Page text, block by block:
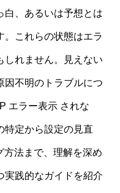
白、あるいは予想とは
。これらの状態はエラ
しれません。見えない
因不明のトラブルにつ
エラー表示 されな
特定から設定の見直
方法まで、理解を深め
実践的なガイドを紹介